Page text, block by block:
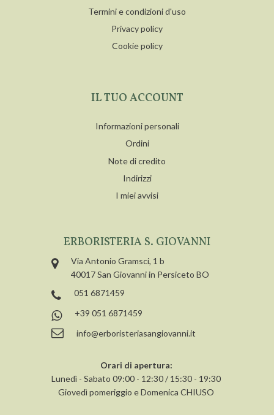
Termini e condizioni d'uso
Privacy policy
Cookie policy
IL TUO ACCOUNT
Informazioni personali
Ordini
Note di credito
Indirizzi
I miei avvisi
ERBORISTERIA S. GIOVANNI
Via Antonio Gramsci, 1 b
40017 San Giovanni in Persiceto BO
051 6871459
+39 051 6871459
info@erboristeriasangiovanni.it
Orari di apertura:
Lunedì - Sabato 09:00 - 12:30 / 15:30 - 19:30
Giovedì pomeriggio e Domenica CHIUSO